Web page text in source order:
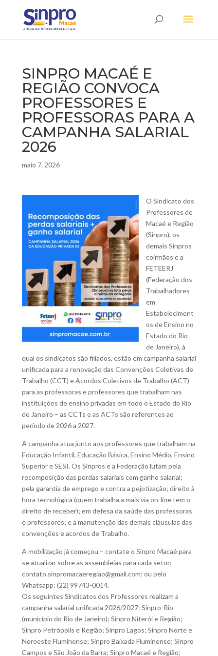
SINPRO MACAÉ E
REGIÃO CONVOCA
PROFESSORES E
PROFESSORAS PARA A
CAMPANHA SALARIAL
2026
maio 7, 2026
O Sindicato dos
Professores de
Macaé e Região
(Sinpro), os
demais Sinpros
coirmãos e a
FETEERJ
(Federação dos
Trabalhadores
em
Estabeleciment
os de Ensino no
Estado do Rio
de Janeiro), à
qual os sindicatos são filiados, estão em campanha salarial
unificada para a renovação das Convenções Coletivas de
Trabalho (CCT) e Acordos Coletivos de Trabalho (ACT)
para as professoras e professores que trabalham nas
instituições de ensino privadas em todo o Estado do Rio
de Janeiro – as CCTs e as ACTs são referentes ao
período de 2026 a 2027.
A campanha atua junto aos professores que trabalham na
Educação Infantil, Educação Básica, Ensino Médio, Ensino
Superior e SESI. Os Sinpros e a Federação lutam pela
recomposição das perdas salariais com ganho salarial;
pela garantia de emprego e contra a pejotização; direito à
hora tecnológica (quem trabalha a mais via on-line tem o
direito de receber); em defesa da saúde das professoras
e professores; e a manutenção das demais cláusulas das
convenções e acordos de Trabalho.
A mobilização já começou – contate o Sinpro Macaé para
se atualizar sobre as assembleias para cada setor:
contato.sinpromacaeregiao@gmail.com; ou pelo
Whatsapp: (22) 99743-0014.
Os seguintes Sindicatos dos Professores realizam a
campanha salarial unificada 2026/2027: Sinpro-Rio
(município do Rio de Janeiro); Sinpro Niterói e Região;
Sinpro Petrópolis e Região; Sinpro Lagos; Sinpro Norte e
Noroeste Fluminense; Sinpro Baixada Fluminense; Sinpro
Campos e São João da Barra; Sinpro Macaé e Região;